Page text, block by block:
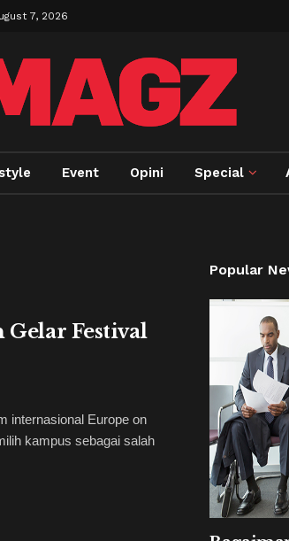
7, 2026
Event Opini Special
Gelar Festival
internasional Europe on
kampus sebagai salah
Popular